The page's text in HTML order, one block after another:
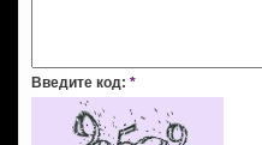
Введите код: *